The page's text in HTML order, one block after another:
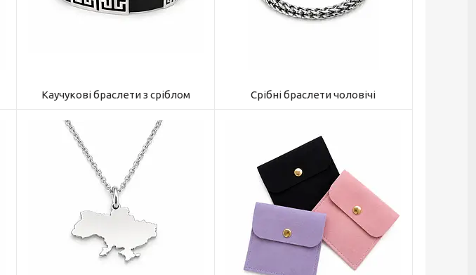
Каучукові браслети з сріблом Срібні браслети чоловічі